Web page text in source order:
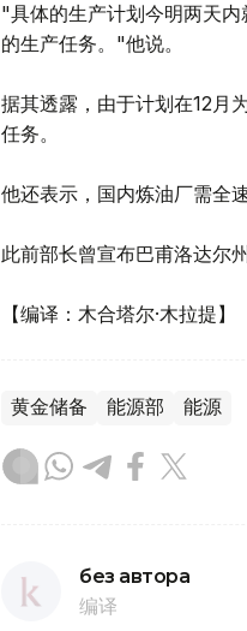
"具体的生产计划今明两天
的生产任务。"他说。
据其透露，由于计划在12月
任务。
他还表示，国内炼油厂需全
此前部长曾宣布巴甫洛达尔
【编译：木合塔尔·木拉提】
黄金储备 能源部 能源
без автора
编译